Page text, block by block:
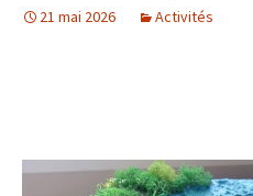
21 mai 2026 Activités